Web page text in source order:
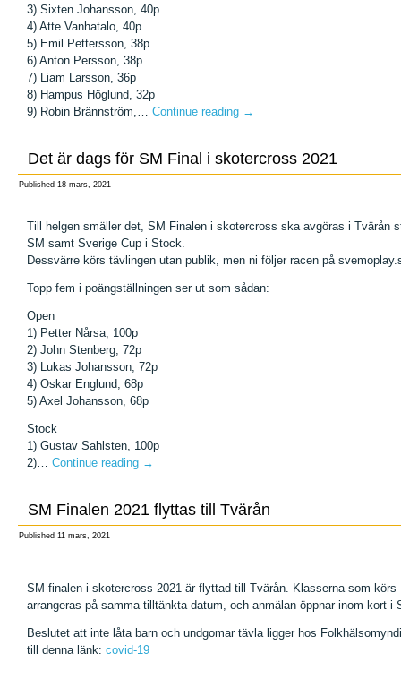
3) Sixten Johansson, 40p
4) Atte Vanhatalo, 40p
5) Emil Pettersson, 38p
6) Anton Persson, 38p
7) Liam Larsson, 36p
8) Hampus Höglund, 32p
9) Robin Brännström,… Continue reading →
Det är dags för SM Final i skotercross 2021
Published 18 mars, 2021
Till helgen smäller det, SM Finalen i skotercross ska avgöras i
SM samt Sverige Cup i Stock.
Dessvärre körs tävlingen utan publik, men ni följer racen på
Topp fem i poängställningen ser ut som sådan:
Open
1) Petter Nårsa, 100p
2) John Stenberg, 72p
3) Lukas Johansson, 72p
4) Oskar Englund, 68p
5) Axel Johansson, 68p
Stock
1) Gustav Sahlsten, 100p
2)… Continue reading →
SM Finalen 2021 flyttas till Tvärån
Published 11 mars, 2021
SM-finalen i skotercross 2021 är flyttad till Tvärån. Klasserna som
arrangeras på samma tilltänkta datum, och anmälan öppnar inom kort i
Beslutet att inte låta barn och undgomar tävla ligger hos
till denna länk: covid-19